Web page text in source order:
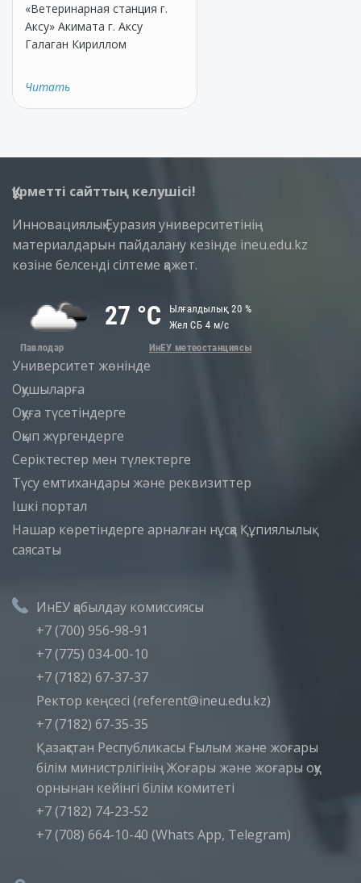
«Ветеринарная станция г.
Аксу» Акимата г. Аксу
Галаган Кириллом
Читать
Құрметті сайттың келушісі!
Инновациялық Еуразия университетінің
материалдарын пайдалану кезінде ineu.edu.kz
көзіне белсенді сілтеме қажет.
Университет жөнінде
Оқушыларға
Оқуға түсетіндерге
Оқып жүргендерге
Серіктестер мен түлектерге
Түсу емтихандары және реквизиттер
Iшкi портал
Нашар көретіндерге арналған нұсқа Құпиялылық
саясаты
ИнЕУ қабылдау комиссиясы
+7 (700) 956-98-91
+7 (775) 034-00-10
+7 (7182) 67-37-37
Ректор кеңсесі (referent@ineu.edu.kz)
+7 (7182) 67-35-35
Қазақстан Республикасы Ғылым және жоғары
білім министрлігінің Жоғары және жоғары оқу
орнынан кейінгі білім комитеті
+7 (7182) 74-23-52
+7 (708) 664-10-40 (Whats App, Telegram)